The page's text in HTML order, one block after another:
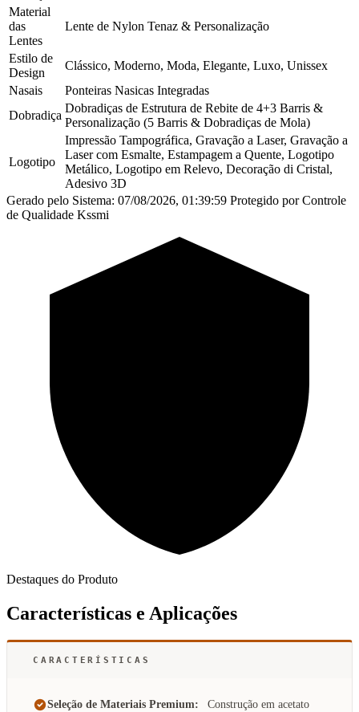
Material
das
Lentes
Lente de Nylon Tenaz & Personalização
Estilo de
Design
Clássico, Moderno, Moda, Elegante, Luxo, Unissex
Nasais
Ponteiras Nasicas Integradas
Dobradiça
Dobradiças de Estrutura de Rebite de 4+3 Barris &
Personalização (5 Barris & Dobradiças de Mola)
Logotipo
Impressão Tampográfica, Gravação a Laser, Gravação a
Laser com Esmalte, Estampagem a Quente, Logotipo
Metálico, Logotipo em Relevo, Decoração di Cristal,
Adesivo 3D
Gerado pelo Sistema: 07/08/2026, 01:39:59 Protegido por Controle
de Qualidade Kssmi
Destaques do Produto
Características e Aplicações
CARACTERÍSTICAS
Seleção de Materiais Premium:
Construção em acetato